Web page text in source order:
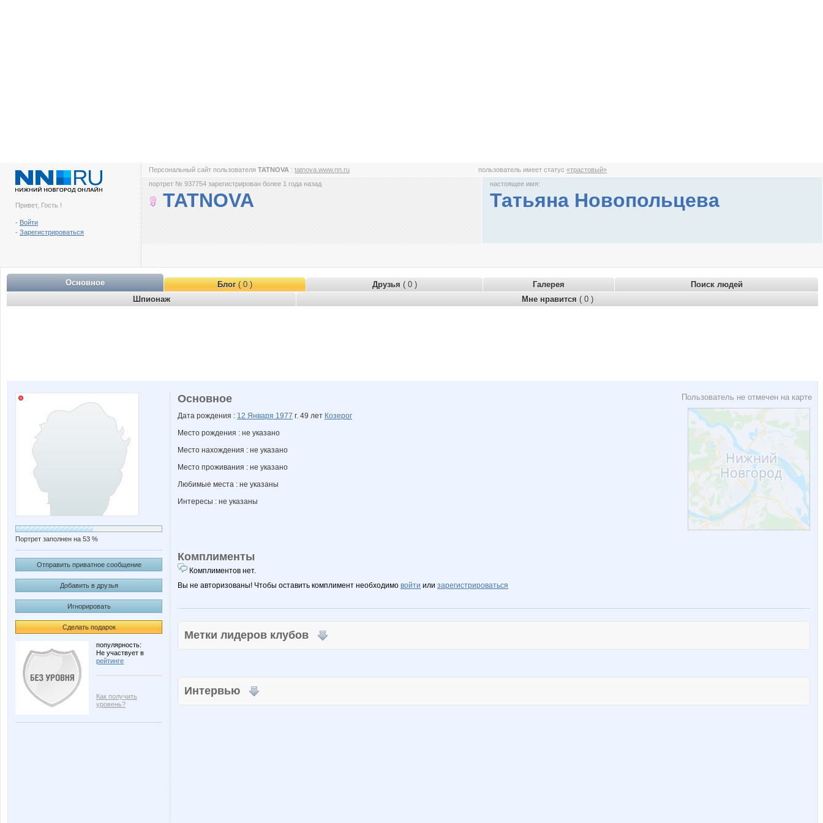
Привет, Гость !
- Войти
- Зарегистрироваться
Персональный сайт пользователя TATNOVA : tatnova.www.nn.ru пользователь имеет статус«трастовый»
портрет № 937754 зарегистрирован более 1 года назад
TATNOVA
настоящее имя:
Татьяна Новопольцева
Основное Блог( 0 ) Друзья ( 0 ) Галерея
Поиск людей
Шпионаж
Мне нравится ( 0 )
Портрет заполнен на 53 %
Отправить приватное сообщение
Добавить в друзья
Игнорировать
Сделать подарок
популярность:
Не участвует в
рейтинге
Как получить
уровень?
Пользователь не отмечен на карте
Основное
Дата рождения : 12 Января 1977 г. 49 лет Козерог
Место рождения : не указано
Место нахождения : не указано
Место проживания : не указано
Любимые места : не указаны
Интересы : не указаны
Комплименты
Комплиментов нет.
Вы не авторизованы! Чтобы оставить комплимент необходимо войти или зарегистрироваться
Метки лидеров клубов
Интервью